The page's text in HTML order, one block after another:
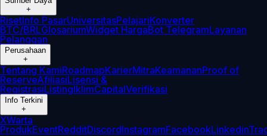
+
RisetInfo PasarUniversitasPelajariKonverter
BTC/BRLGlosariumWidget HargaBot TelegramLayanan
Pelanggan
Perusahaan
+
Tentang KamiRoadmapKarierMitraKeamananProof of
ReserveAfiliasiLisensi &
RegistrasiListingIklimCapitalVerifikasi
Info Terkini
+
XWarta
ProdukEventRedditDiscordInstagramFacebookLinkedin